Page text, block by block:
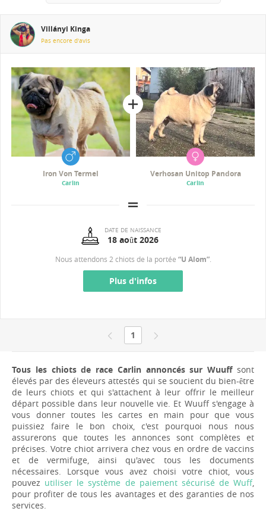
Villányi Kinga
Pas encore d'avis
Iron Von Termel
Carlin
Verhosan Unitop Pandora
Carlin
DATE DE NAISSANCE
18 août 2026
Nous attendons 2 chiots de la portée “U Alom”.
Plus d'infos
1
Tous les chiots de race Carlin annoncés sur Wuuffsont
élevés par des éleveurs attestés qui se soucient du bien-être
de leurs chiots et qui s'attachent à leur offrir le meilleur
départ possible dans leur nouvelle vie. Et Wuuff s'engage à
vous donner toutes les cartes en main pour que vous
puissiez faire le bon choix, c'est pourquoi nous nous
assurerons que toutes les annonces sont complètes et
précises. Votre chiot arrivera chez vous en ordre de vaccins
et de vermifuge, ainsi qu'avec tous les documents
nécessaires. Lorsque vous avez choisi votre chiot, vous
pouvez utiliser le système de paiement sécurisé de Wuff,
pour profiter de tous les avantages et des garanties de nos
services.